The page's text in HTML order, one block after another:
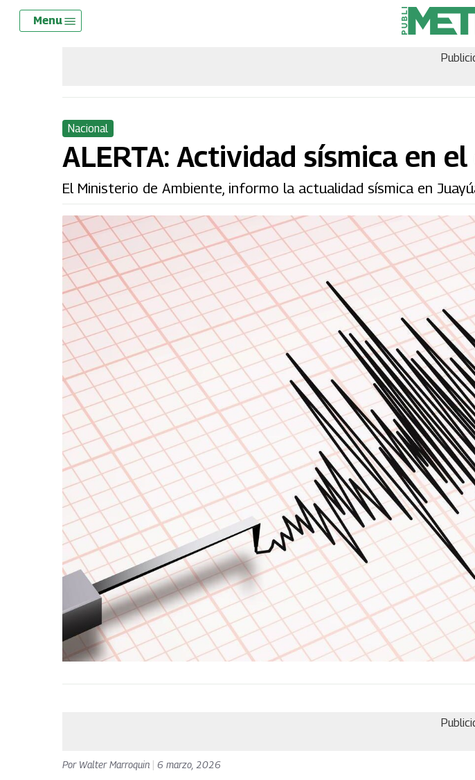
Skip
Menu
Nacional
ALERTA: Actividad sísmica en
El Ministerio de Ambiente, informo la actualidad sísmica en
Por Walter Marroquin 6 marzo, 2026
Menu